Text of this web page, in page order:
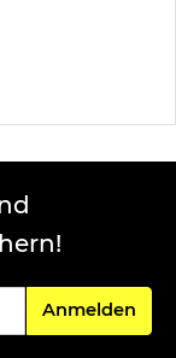
Für den
Anmelden